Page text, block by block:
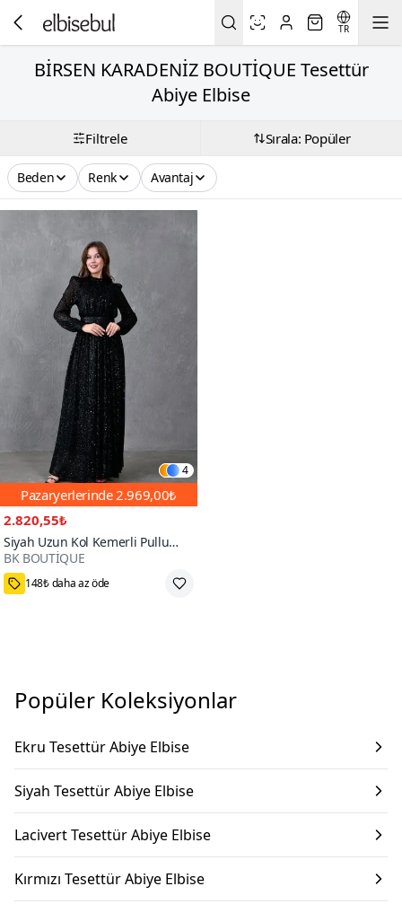
TR
BİRSEN KARADENİZ BOUTİQUE Tesettür
Abiye Elbise
Filtrele Sırala: Popüler
Beden Renk Avantaj
4
Pazaryerlerinde2.969,00₺
2.820,55₺
Siyah Uzun Kol Kemerli Pullu
Tesettür Abiye Elbise
BK BOUTİQUE
800+
148₺ daha az öde
Popüler Koleksiyonlar
Ekru Tesettür Abiye Elbise
Siyah Tesettür Abiye Elbise
Lacivert Tesettür Abiye Elbise
Kırmızı Tesettür Abiye Elbise